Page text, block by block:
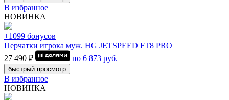
В избранное
НОВИНКА
+1099 бонусов
Перчатки игрока муж. HG JETSPEED FT8 PRO
27 490 ₽
по 6 873 руб.
быстрый просмотр
В избранное
НОВИНКА